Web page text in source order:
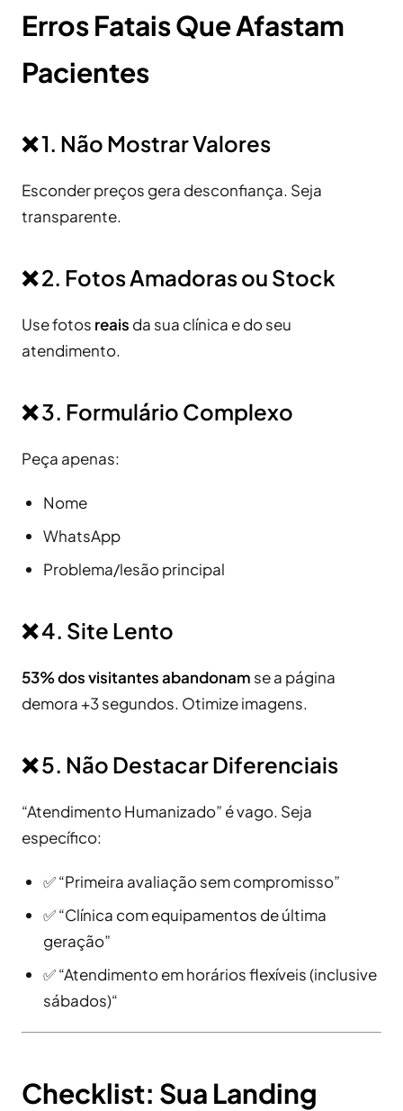
Erros Fatais Que Afastam
Pacientes
❌ 1. Não Mostrar Valores
Esconder preços gera desconfiança. Seja
transparente.
❌ 2. Fotos Amadoras ou Stock
Use fotos reais da sua clínica e do seu
atendimento.
❌ 3. Formulário Complexo
Peça apenas:
Nome
WhatsApp
Problema/lesão principal
❌ 4. Site Lento
53% dos visitantes abandonam se a página
demora +3 segundos. Otimize imagens.
❌ 5. Não Destacar Diferenciais
“Atendimento Humanizado” é vago. Seja
específico:
✅ “Primeira avaliação sem compromisso”
✅ “Clínica com equipamentos de última
geração”
✅ “Atendimento em horários flexíveis (inclusive
sábados)“
Checklist: Sua Landing